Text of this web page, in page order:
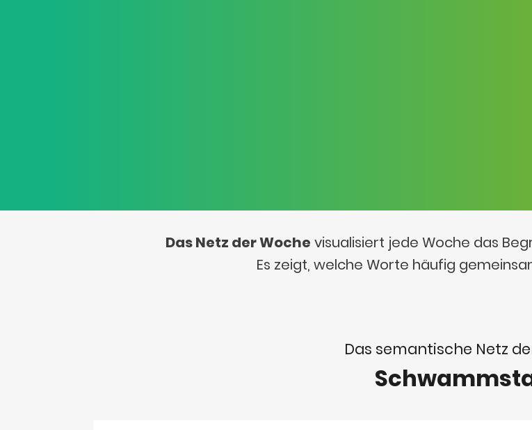
Das Netz der Woche visualisiert jede Woche das
Es zeigt, welche Worte häufig
Das semantische Netz